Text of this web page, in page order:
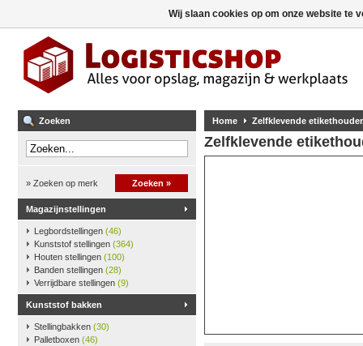
Zoeken
» Zoeken op merk Zoeken »
Magazijnstellingen
Legbordstellingen (46)
Kunststof stellingen (364)
Houten stellingen (100)
Banden stellingen (28)
Verrijdbare stellingen (9)
Kunststof bakken
Stellingbakken (30)
Palletboxen (46)
Home Zelfklevende
Zelfklevende
Wij slaan cookies op om onze website te